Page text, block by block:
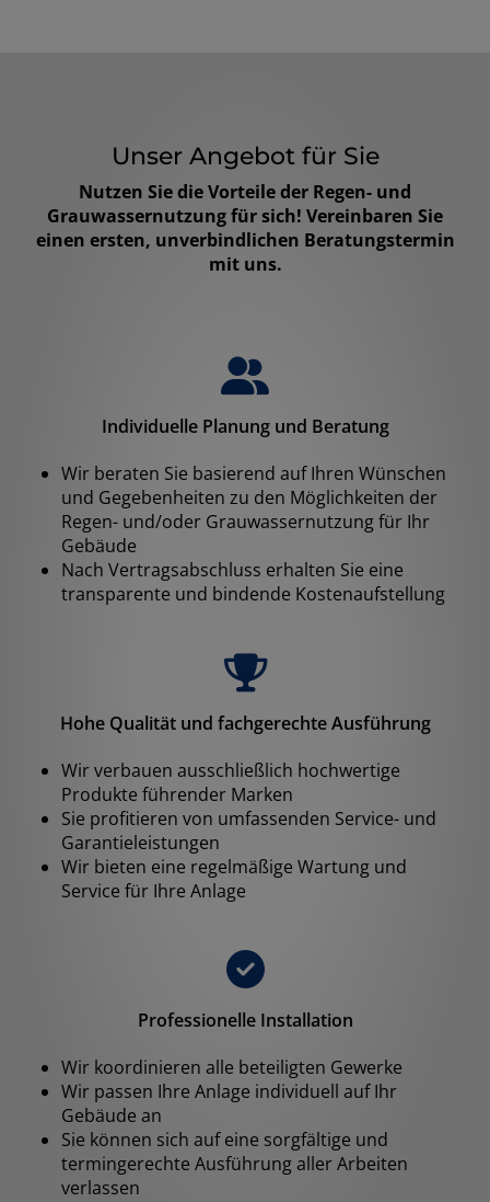
Unser Angebot für Sie
Nutzen Sie die Vorteile der Regen- und
Grauwassernutzung für sich! Vereinbaren Sie
einen ersten, unverbindlichen Beratungstermin
mit uns.
Individuelle Planung und Beratung
Wir beraten Sie basierend auf Ihren Wünschen
und Gegebenheiten zu den Möglichkeiten der
Regen- und/oder Grauwassernutzung für Ihr
Gebäude
Nach Vertragsabschluss erhalten Sie eine
transparente und bindende Kostenaufstellung
Hohe Qualität und fachgerechte Ausführung
Wir verbauen ausschließlich hochwertige
Produkte führender Marken
Sie profitieren von umfassenden Service- und
Garantieleistungen
Wir bieten eine regelmäßige Wartung und
Service für Ihre Anlage
Professionelle Installation
Wir koordinieren alle beteiligten Gewerke
Wir passen Ihre Anlage individuell auf Ihr
Gebäude an
Sie können sich auf eine sorgfältige und
termingerechte Ausführung aller Arbeiten
verlassen